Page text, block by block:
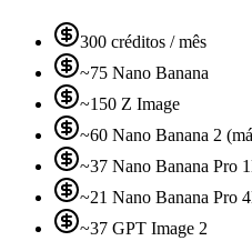
300 créditos / mês
~75 Nano Banana
~150 Z Image
~60 Nano Banana 2
~37 Nano Banana Pro
~21 Nano Banana Pro
~37 GPT Image 2